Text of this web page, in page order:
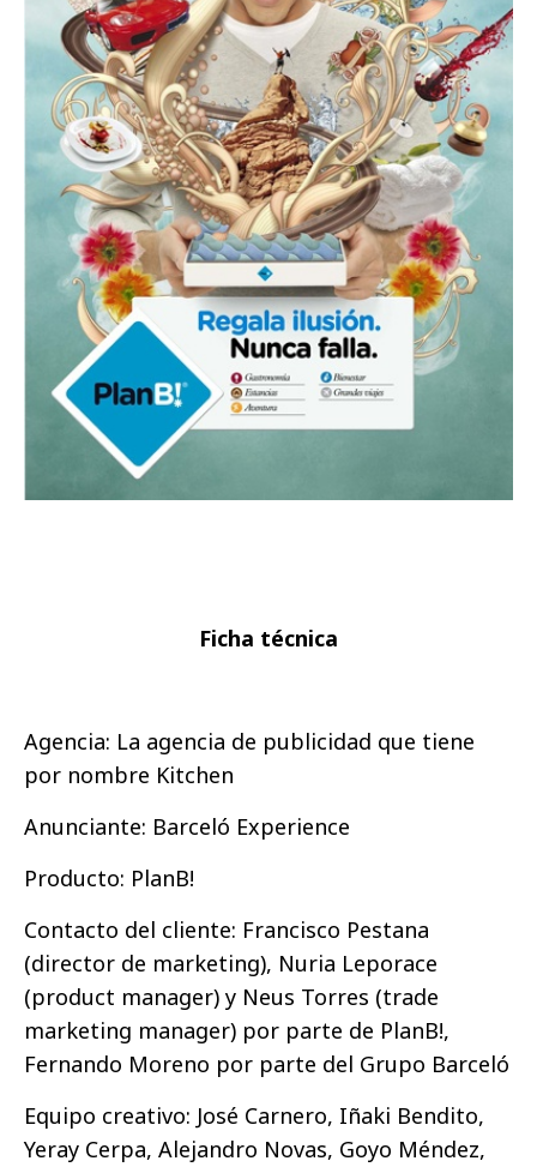
Ficha técnica
Agencia: La agencia de publicidad que tiene
por nombre Kitchen
Anunciante: Barceló Experience
Producto: PlanB!
Contacto del cliente: Francisco Pestana
(director de marketing), Nuria Leporace
(product manager) y Neus Torres (trade
marketing manager) por parte de PlanB!,
Fernando Moreno por parte del Grupo Barceló
Equipo creativo: José Carnero, Iñaki Bendito,
Yeray Cerpa, Alejandro Novas, Goyo Méndez,